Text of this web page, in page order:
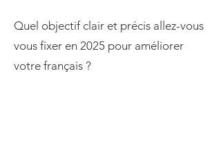
Quel objectif clair et précis allez-vous
vous fixer en 2025 pour améliorer
votre français ?